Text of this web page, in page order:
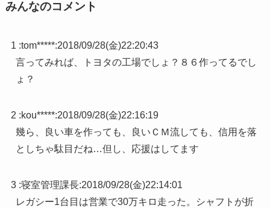
みんなのコメント
1 :tom*****:2018/09/28(金)22:20:43
言ってみれば、トヨタの工場でしょ？８６作ってるでし
ょ？
2 :kou*****:2018/09/28(金)22:16:19
幾ら、良い車を作っても、良いＣＭ流しても、信用を落
としちゃ駄目だね…但し、応援はしてます
3 :寝室管理課長:2018/09/28(金)22:14:01
レガシー1台目は営業で30万キロ走った。シャフトが折